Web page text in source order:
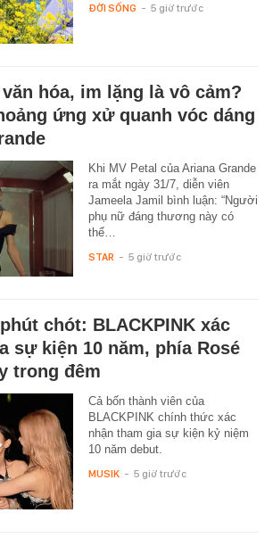
ĐỜI SỐNG - 5 giờ trước
hóa, im lặng là vô cảm?
ứng xử quanh vóc dáng
Khi MV Petal của Ariana Grande
ra mắt ngày 31/7, diễn viên
Jameela Jamil bình luận: “Người
phụ nữ đáng thương này có
thể…
STAR - 5 giờ trước
chót: BLACKPINK xác
sự kiện 10 năm, phía Rosé
trong đêm
Cả bốn thành viên của
BLACKPINK chính thức xác
nhận tham gia sự kiện kỷ niệm
10 năm debut.
MUSIK - 5 giờ trước